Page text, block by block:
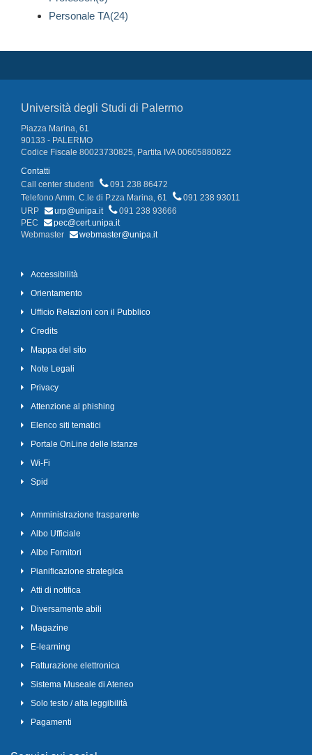
Personale TA(24)
Università degli Studi di Palermo
Piazza Marina, 61
90133 - PALERMO
Codice Fiscale 80023730825, Partita IVA 00605880822
Contatti
Call center studenti
091 238 86472
Telefono Amm. C.le di P.zza Marina, 61
091 238 93011
URP
urp@unipa.it
091 238 93666
PEC
pec@cert.unipa.it
Webmaster
webmaster@unipa.it
Accessibilità
Orientamento
Ufficio Relazioni con il Pubblico
Credits
Mappa del sito
Note Legali
Privacy
Attenzione al phishing
Elenco siti tematici
Portale OnLine delle Istanze
Wi-Fi
Spid
Amministrazione trasparente
Albo Ufficiale
Albo Fornitori
Pianificazione strategica
Atti di notifica
Diversamente abili
Magazine
E-learning
Fatturazione elettronica
Sistema Museale di Ateneo
Solo testo / alta leggibilità
Pagamenti